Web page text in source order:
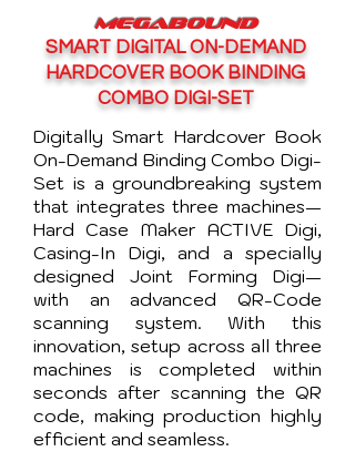
MEGABOUND
SMART DIGITAL ON-DEMAND
HARDCOVER BOOK BINDING
COMBO DIGI-SET
Digitally Smart Hardcover Book
On-Demand Binding Combo Digi-
Set is a groundbreaking system
that integrates three machines—
Hard Case Maker ACTIVE Digi,
Casing-In Digi, and a specially
designed Joint Forming Digi—
with an advanced QR-Code
scanning system. With this
innovation, setup across all three
machines is completed within
seconds after scanning the QR
code, making production highly
efficient and seamless.